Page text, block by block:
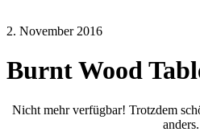
2. November 2016
Burnt Wood
Nicht mehr verfügbar! Trotzdem
anders.